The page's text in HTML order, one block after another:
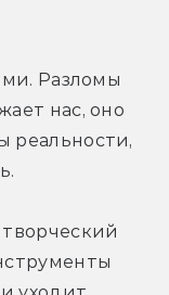
Разломы
нас, оно
реальности,